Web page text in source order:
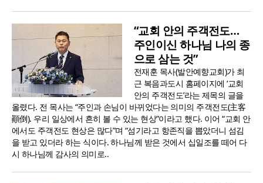
“교회 안의 주객전도…
주인이신 하나님 나의 종
으로 삼는 것”
전재훈 목사(발안예향교회)가 최
근 복음과도시 홈페이지에 ‘교회
안의 주객전도’라는 제목의 글을
올렸다. 전 목사는 “주인과 손님이 바뀌었다는 의미의 주객전도(主客
顚倒). 우리 일상에서 흔히 볼 수 있는 현상”이라고 했다. 이어 “교회 안
에서도 주객전도 현상은 많다”며 “섬기라고 항존직을 뽑았더니 섬김
을 받고 있더라 하는 식이다. 하나님께 받은 것에서 십일조를 떼어 다
시 하나님께 감사의 의미로..